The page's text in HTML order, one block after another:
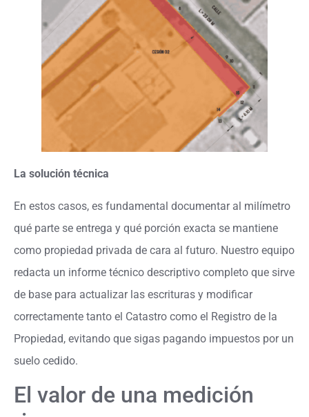
La solución técnica
En estos casos, es fundamental documentar al milímetro
qué parte se entrega y qué porción exacta se mantiene
como propiedad privada de cara al futuro. Nuestro equipo
redacta un informe técnico descriptivo completo que sirve
de base para actualizar las escrituras y modificar
correctamente tanto el Catastro como el Registro de la
Propiedad, evitando que sigas pagando impuestos por un
suelo cedido.
El valor de una medición